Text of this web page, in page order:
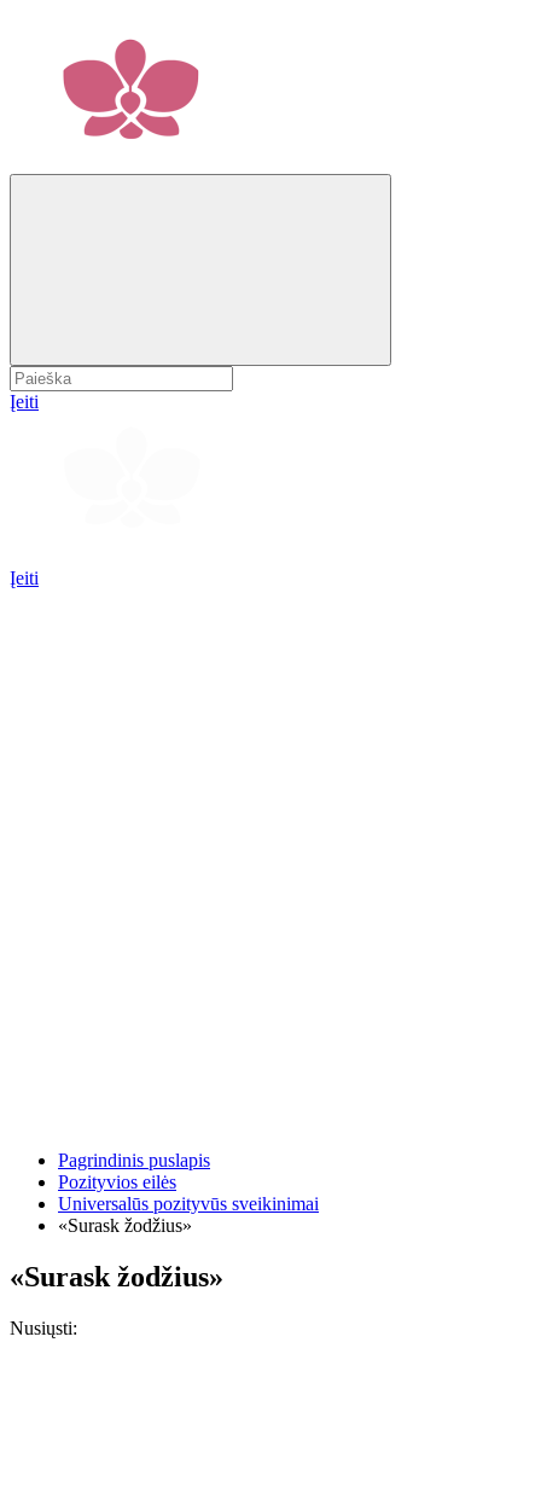
Įeiti
Įeiti
Pagrindinis puslapis
Pozityvios eilės
Universalūs pozityvūs sveikinimai
«Surask žodžius»
«Surask žodžius»
Nusiųsti: